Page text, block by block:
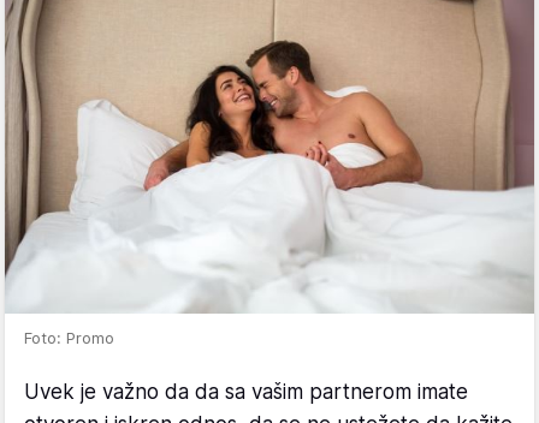
Foto: Promo
Uvek je važno da da sa vašim partnerom imate